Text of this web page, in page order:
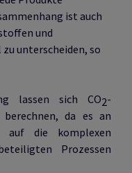
ist auch
und
unterscheiden, so
lassen sich CO2-
da es an
auf die komplexen
Prozessen